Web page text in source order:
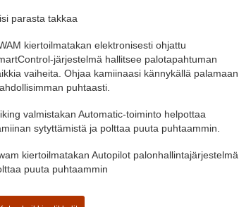
parasta takkaa
kiertoilmatakan elektronisesti ohjattu
järjestelmä hallitsee palotapahtuman
vaiheita. Ohjaa kamiinaasi kännykällä palamaan
puhtaasti.
valmistakan Automatic-toiminto helpottaa
sytyttämistä ja polttaa puuta puhtaammin.
kiertoilmatakan Autopilot palonhallintajärjestelmä
puuta puhtaammin